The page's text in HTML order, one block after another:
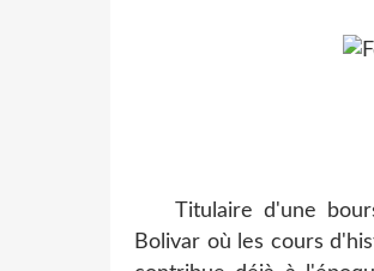
Titulaire d'une
Bolivar où les cours